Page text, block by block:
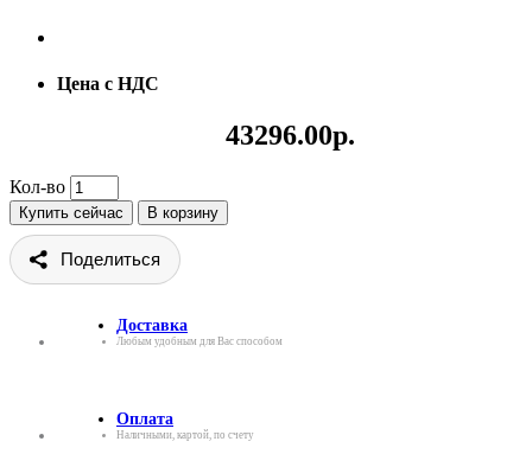
Цена с НДС
43296.00р.
Кол-во
Купить сейчас В корзину
Поделиться
Доставка
Любым удобным для Вас способом
Оплата
Наличными, картой, по счету